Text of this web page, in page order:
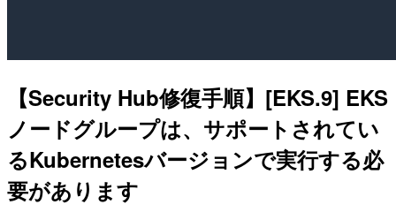
【Security Hub修復手順】[EKS.9] EKS
ノードグループは、サポートされてい
るKubernetesバージョンで実行する必
要があります